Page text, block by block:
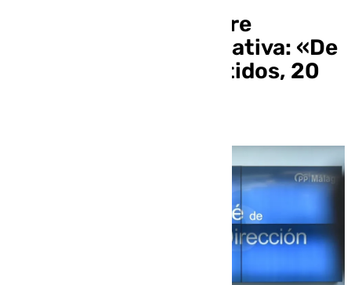
Patricia Navarro, sobre
infraestructura educativa: «De
los 60 millones invertidos, 20